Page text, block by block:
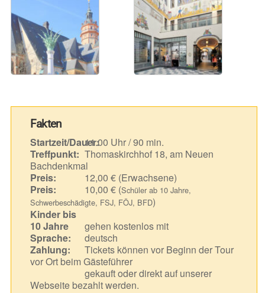
Fakten
Startzeit/Dauer:11.00 Uhr / 90 min.
Treffpunkt: Thomaskirchhof 18, am Neuen
Bachdenkmal
Preis:
12,00 € (Erwachsene)
Preis:
10,00 € (Schüler ab 10 Jahre,
Schwerbeschädigte, FSJ, FÖJ, BFD)
Kinder bis
10 Jahre
gehen kostenlos mit
Sprache:
deutsch
Zahlung:
Tickets können vor Beginn der Tour
vor Ort beim Gästeführer
gekauft oder direkt auf unserer
Webseite bezahlt werden.